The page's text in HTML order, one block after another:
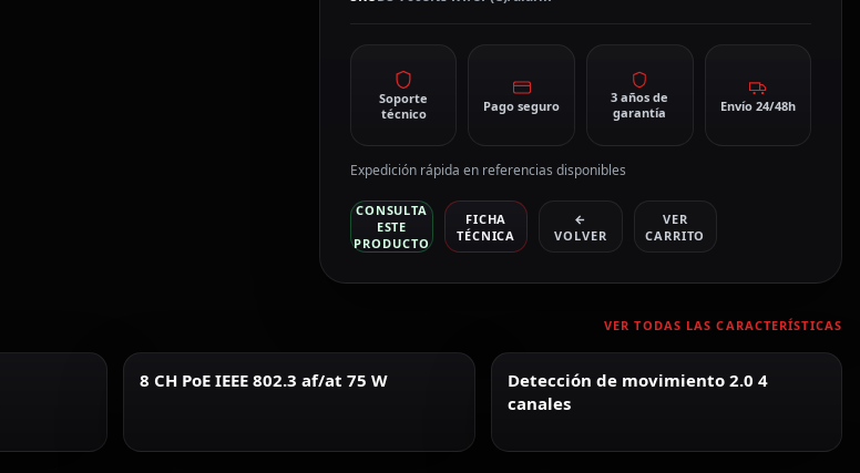
Soporte
técnico
Pago seguro
3 años de
garantía
Envío 24/48h
Expedición rápida en referencias disponibles
CONSULTA
ESTE
PRODUCTO
FICHA
TÉCNICA
←
VOLVER
VER
CARRITO
VER TODAS LAS CARACTERÍSTICAS
8 CH PoE IEEE 802.3 af/at 75 W
Detección de movimiento 2.0 4
canales